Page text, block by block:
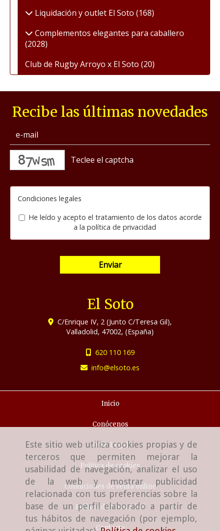
Este sitio web utiliza cookies propias y de
terceros que permiten mejorar la
usabilidad de navegación, analizar el uso
de la web y mostrar publicidad
relacionada con tus preferencias sobre la
base de un perfil elaborado a partir de
tus hábitos de navegación (por ejemplo,
Liquidación y outlet El Soto (168)
Complementos elegantes para caballero
(2028)
Club de Rugby Arroyo x El Soto (20)
Recibe las últimas novedades
Condiciones legales
He leído y acepto el tratamiento de los datos acorde
a la política de privacidad
Enviar
El Soto
C/Enrique IV, 2 (Junto C/Teresa Gil),
Valladolid, 47002, (España)
620 110 169
info
elsoto.es
Inicio
Conócenos
Aviso Legal
Política de cookies
Condiciones de venta online
Política de Privacidad
Contacto